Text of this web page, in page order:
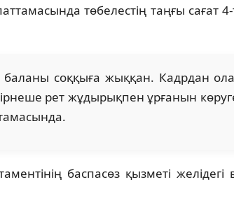
төбелестің таңғы сағат
баланы соққыға жыққан. Кадрдан
рет жұдырықпен ұрғанын
баспасөз қызметі желідегі